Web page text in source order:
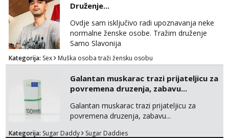
poljupce po tijelu koji me jako
pale,obozavam kad muskarac preuzme
kontrolu . javi se :) Klikni na link ispod i nadji
me tamo, cekam te!
Druženje...
Ovdje sam isključivo radi upoznavanja neke
normalne ženske osobe. Tražim druženje
Samo Slavonija
Kategorija: Sex Muška osoba traži žensku osobu
Galantan muskarac trazi prijateljicu za
povremena druzenja, zabavu...
Galantan muskarac trazi prijateljicu za
povremena druzenja, zabavu...
Kategorija: Sugar Daddy Sugar Daddies